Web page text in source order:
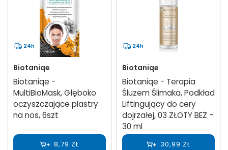
24h
Biotaniqe
Biotaniqe -
MultiBioMask, Głęboko
oczyszczające plastry
na nos, 6szt
8,79 ZŁ
24h
Biotaniqe
Biotaniqe - Terapia
Śluzem Ślimaka, Podkład
Liftingujący do cery
dojrzałej, 03 ZŁOTY BEŻ -
30 ml
30,99 ZŁ